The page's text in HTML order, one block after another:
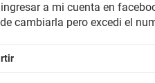
a mi cuenta en
cambiarla pero excedi el